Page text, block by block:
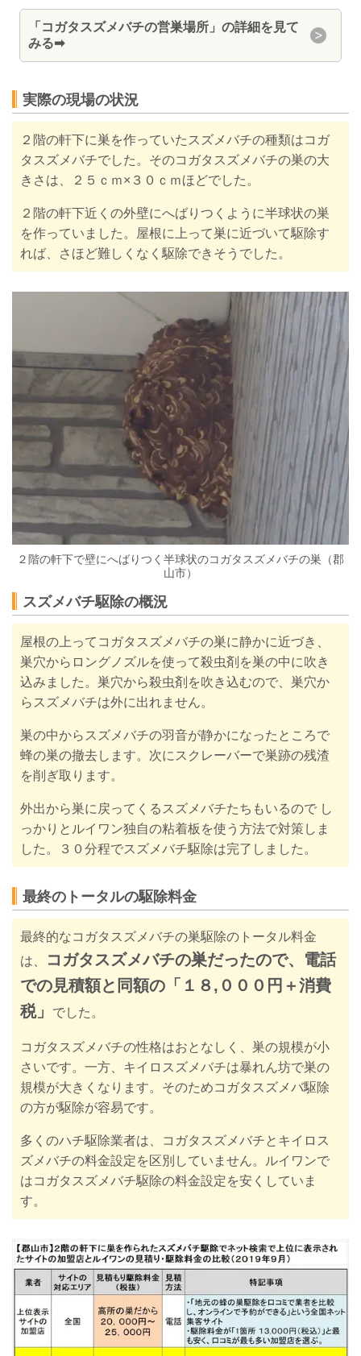
「コガタスズメバチの営巣場所」の詳細を見て
みる➡
実際の現場の状況
２階の軒下に巣を作っていたスズメバチの種類はコガ
タスズメバチでした。そのコガタスズメバチの巣の大
きさは、２５ｃｍ×３０ｃｍほどでした。
２階の軒下近くの外壁にへばりつくように半球状の巣
を作っていました。
屋根に上って巣に近づいて駆除す
れば、さほど難しくなく駆除できそうでした。
２階の軒下で壁にへばりつく半球状のコガタスズメバチの巣（郡
山市）
スズメバチ駆除の概況
屋根の上ってコガタスズメバチの巣に静かに近づき、
巣穴からロングノズルを使って殺虫剤を巣の中に吹き
込みました。巣穴から殺虫剤を吹き込むので、巣穴か
らスズメバチは外に出れません。
巣の中からスズメバチの羽音が静かになったところで
蜂の巣の撤去します。次にスクレーバーで巣跡の残渣
を削ぎ取ります。
外出から巣に戻ってくるスズメバチたちもいるので し
っかりとルイワン独自の粘着板を使う方法で対策しま
した。３０分程でスズメバチ駆除は完了しました。
最終のトータルの駆除料金
最終的なコガタスズメバチの巣駆除のトータル料金
は、
コガタスズメバチの巣だったので、電話
での見積額と同額の「１８,０００円＋消費
税」
でした。
コガタスズメバチの性格はおとなしく、巣の規模が小
さいです。一方、キイロスズメバチは暴れん坊で巣の
規模が大きくなります。そのためコガタスズメバ駆除
の方が駆除が容易です。
多くのハチ駆除業者は、コガタスズメバチとキイロス
ズメバチの料金設定を区別していません。ルイワンで
はコガタスズメバチ駆除の料金設定を安くしていま
す。